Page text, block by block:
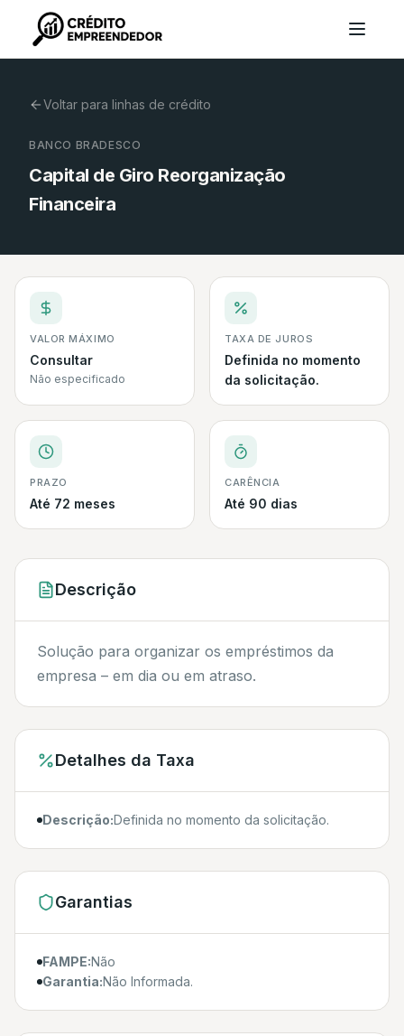
Voltar para linhas de crédito
BANCO BRADESCO
Capital de Giro Reorganização
Financeira
VALOR MÁXIMO
Consultar
Não especificado
TAXA DE JUROS
Definida no momento
da solicitação.
PRAZO
Até 72 meses
CARÊNCIA
Até 90 dias
Descrição
Solução para organizar os empréstimos da
empresa – em dia ou em atraso.
Detalhes da Taxa
Descrição:Definida no momento da solicitação.
Garantias
FAMPE:Não
Garantia:Não Informada.